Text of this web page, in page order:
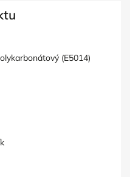
(E5014)